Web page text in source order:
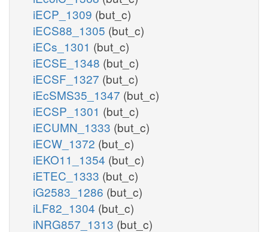
iECP_1309 (but_c)
iECS88_1305 (but_c)
iECs_1301 (but_c)
iECSE_1348 (but_c)
iECSF_1327 (but_c)
iEcSMS35_1347 (but_c)
iECSP_1301 (but_c)
iECUMN_1333 (but_c)
iECW_1372 (but_c)
iEKO11_1354 (but_c)
iETEC_1333 (but_c)
iG2583_1286 (but_c)
iLF82_1304 (but_c)
iNRG857_1313 (but_c)